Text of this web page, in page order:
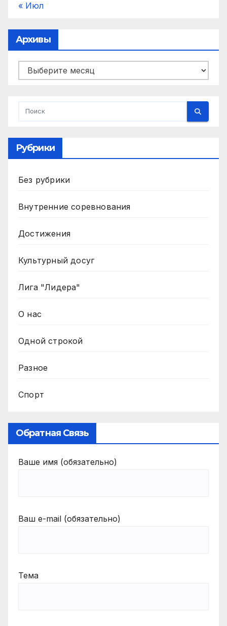
« Июл
Архивы
Архивы
Рубрики
Без рубрики
Внутренние соревнования
Достижения
Культурный досуг
Лига "Лидера"
О нас
Одной строкой
Разное
Спорт
Обратная Связь
Ваше имя (обязательно)
Ваш e-mail (обязательно)
Тема